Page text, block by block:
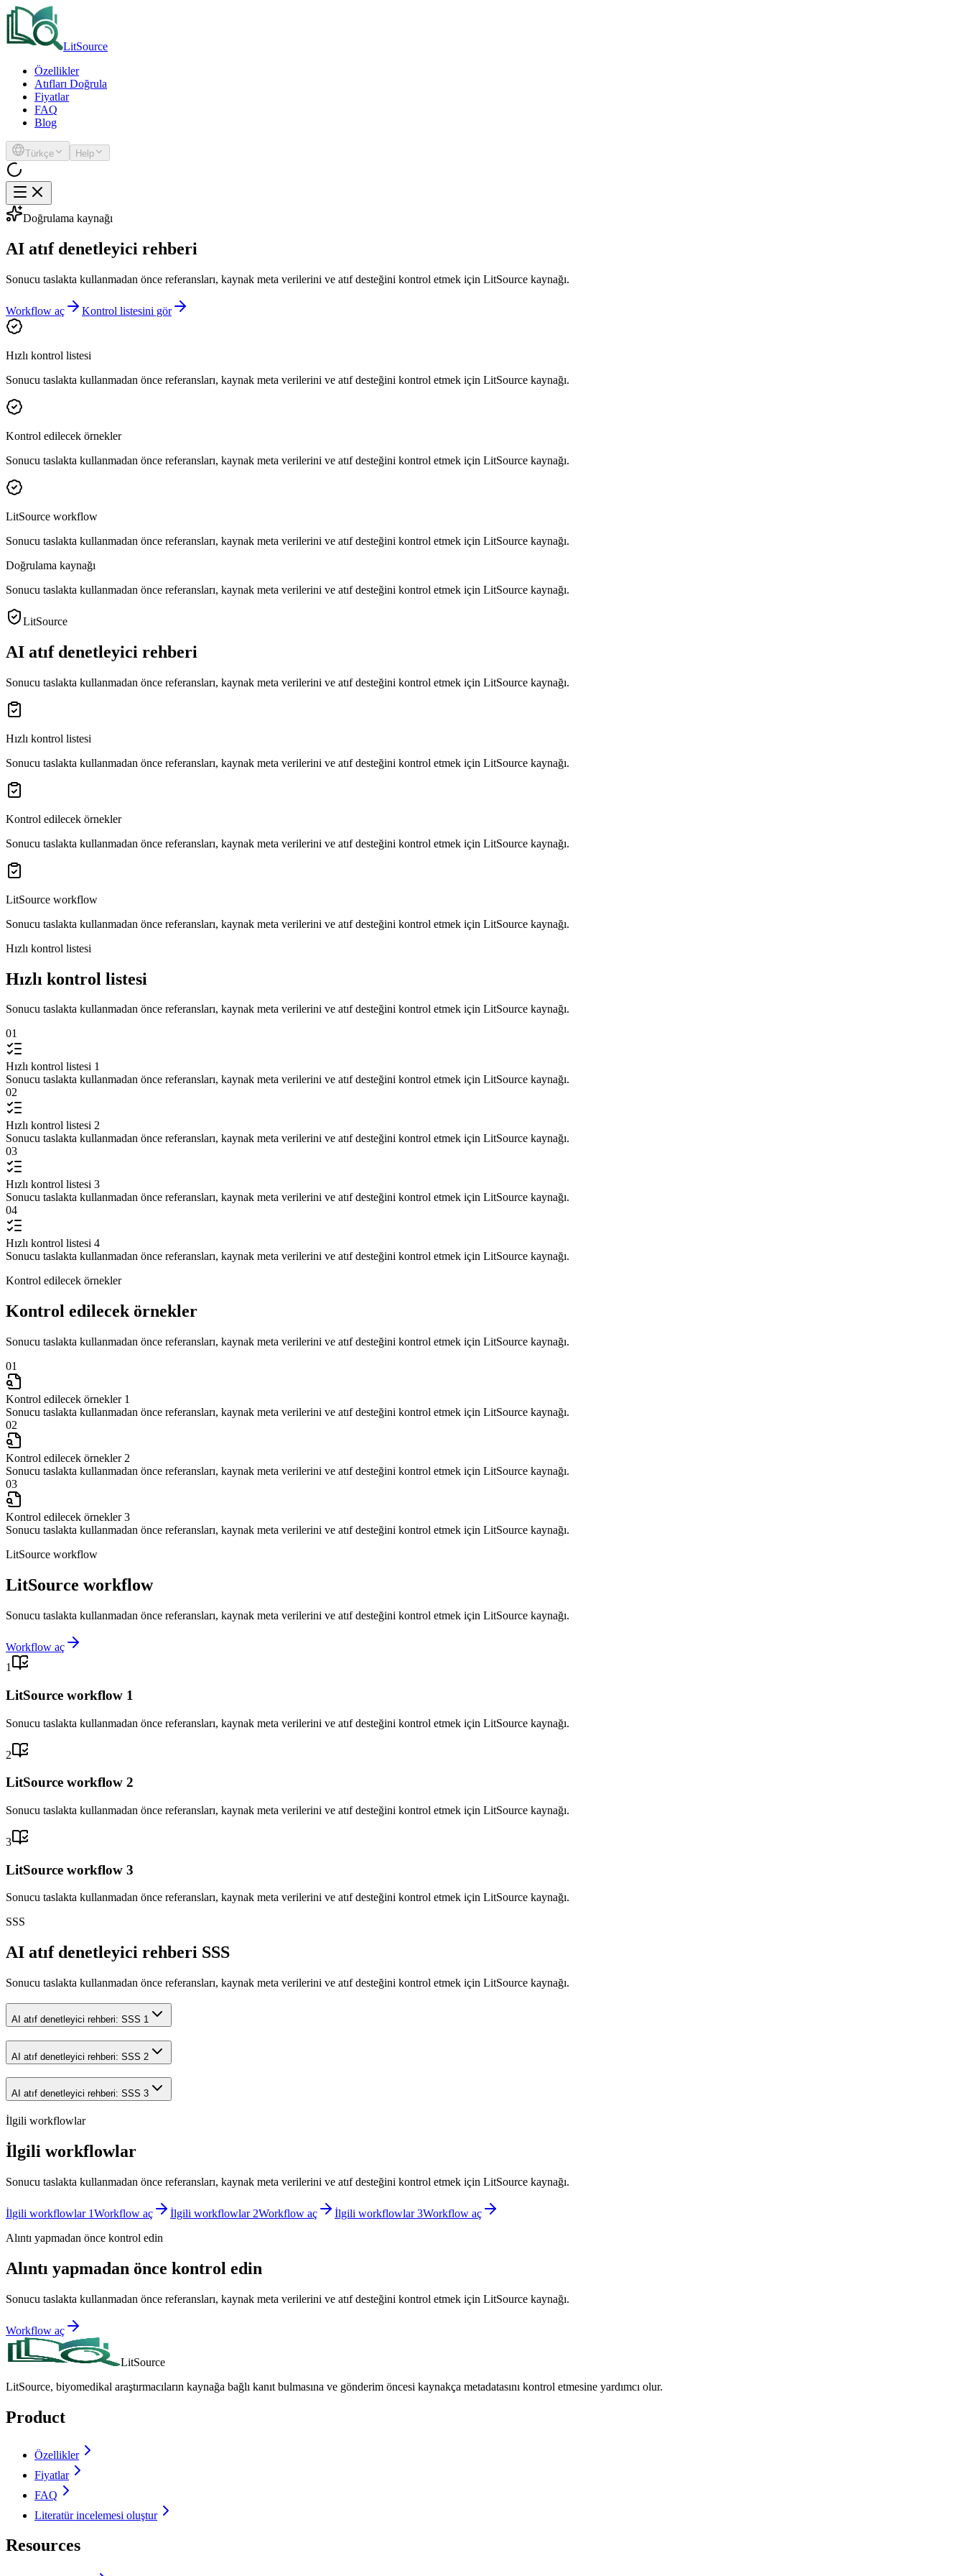
LitSource
Özellikler
Atıfları Doğrula
Fiyatlar
FAQ
Blog
Türkçe Help
Doğrulama kaynağı
AI atıf denetleyici rehberi
Sonucu taslakta kullanmadan önce referansları, kaynak meta verilerini ve atıf desteğini kontrol etmek için LitSource kaynağı.
Workflow aç Kontrol listesini gör
Hızlı kontrol listesi
Sonucu taslakta kullanmadan önce referansları, kaynak meta verilerini ve atıf desteğini kontrol etmek için LitSource kaynağı.
Kontrol edilecek örnekler
Sonucu taslakta kullanmadan önce referansları, kaynak meta verilerini ve atıf desteğini kontrol etmek için LitSource kaynağı.
LitSource workflow
Sonucu taslakta kullanmadan önce referansları, kaynak meta verilerini ve atıf desteğini kontrol etmek için LitSource kaynağı.
Doğrulama kaynağı
Sonucu taslakta kullanmadan önce referansları, kaynak meta verilerini ve atıf desteğini kontrol etmek için LitSource kaynağı.
LitSource
AI atıf denetleyici rehberi
Sonucu taslakta kullanmadan önce referansları, kaynak meta verilerini ve atıf desteğini kontrol etmek için LitSource kaynağı.
Hızlı kontrol listesi
Sonucu taslakta kullanmadan önce referansları, kaynak meta verilerini ve atıf desteğini kontrol etmek için LitSource kaynağı.
Kontrol edilecek örnekler
Sonucu taslakta kullanmadan önce referansları, kaynak meta verilerini ve atıf desteğini kontrol etmek için LitSource kaynağı.
LitSource workflow
Sonucu taslakta kullanmadan önce referansları, kaynak meta verilerini ve atıf desteğini kontrol etmek için LitSource kaynağı.
Hızlı kontrol listesi
Hızlı kontrol listesi
Sonucu taslakta kullanmadan önce referansları, kaynak meta verilerini ve atıf desteğini kontrol etmek için LitSource kaynağı.
01
Hızlı kontrol listesi 1
Sonucu taslakta kullanmadan önce referansları, kaynak meta verilerini ve atıf desteğini kontrol etmek için LitSource kaynağı.
02
Hızlı kontrol listesi 2
Sonucu taslakta kullanmadan önce referansları, kaynak meta verilerini ve atıf desteğini kontrol etmek için LitSource kaynağı.
03
Hızlı kontrol listesi 3
Sonucu taslakta kullanmadan önce referansları, kaynak meta verilerini ve atıf desteğini kontrol etmek için LitSource kaynağı.
04
Hızlı kontrol listesi 4
Sonucu taslakta kullanmadan önce referansları, kaynak meta verilerini ve atıf desteğini kontrol etmek için LitSource kaynağı.
Kontrol edilecek örnekler
Kontrol edilecek örnekler
Sonucu taslakta kullanmadan önce referansları, kaynak meta verilerini ve atıf desteğini kontrol etmek için LitSource kaynağı.
01
Kontrol edilecek örnekler 1
Sonucu taslakta kullanmadan önce referansları, kaynak meta verilerini ve atıf desteğini kontrol etmek için LitSource kaynağı.
02
Kontrol edilecek örnekler 2
Sonucu taslakta kullanmadan önce referansları, kaynak meta verilerini ve atıf desteğini kontrol etmek için LitSource kaynağı.
03
Kontrol edilecek örnekler 3
Sonucu taslakta kullanmadan önce referansları, kaynak meta verilerini ve atıf desteğini kontrol etmek için LitSource kaynağı.
LitSource workflow
LitSource workflow
Sonucu taslakta kullanmadan önce referansları, kaynak meta verilerini ve atıf desteğini kontrol etmek için LitSource kaynağı.
Workflow aç
1
LitSource workflow 1
Sonucu taslakta kullanmadan önce referansları, kaynak meta verilerini ve atıf desteğini kontrol etmek için LitSource kaynağı.
2
LitSource workflow 2
Sonucu taslakta kullanmadan önce referansları, kaynak meta verilerini ve atıf desteğini kontrol etmek için LitSource kaynağı.
3
LitSource workflow 3
Sonucu taslakta kullanmadan önce referansları, kaynak meta verilerini ve atıf desteğini kontrol etmek için LitSource kaynağı.
SSS
AI atıf denetleyici rehberi SSS
Sonucu taslakta kullanmadan önce referansları, kaynak meta verilerini ve atıf desteğini kontrol etmek için LitSource kaynağı.
AI atıf denetleyici rehberi: SSS 1
AI atıf denetleyici rehberi: SSS 2
AI atıf denetleyici rehberi: SSS 3
İlgili workflowlar
İlgili workflowlar
Sonucu taslakta kullanmadan önce referansları, kaynak meta verilerini ve atıf desteğini kontrol etmek için LitSource kaynağı.
İlgili workflowlar 1Workflow aç İlgili workflowlar 2Workflow aç İlgili workflowlar 3Workflow aç
Alıntı yapmadan önce kontrol edin
Alıntı yapmadan önce kontrol edin
Sonucu taslakta kullanmadan önce referansları, kaynak meta verilerini ve atıf desteğini kontrol etmek için LitSource kaynağı.
Workflow aç
LitSource
LitSource, biyomedikal araştırmacıların kaynağa bağlı kanıt bulmasına ve gönderim öncesi kaynakça metadatasını kontrol etmesine yardımcı olur.
Product
Özellikler
Fiyatlar
FAQ
Literatür incelemesi oluştur
Resources